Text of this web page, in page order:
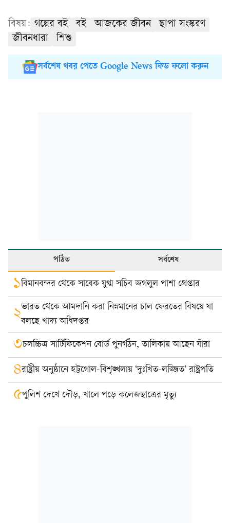
বিষয়: গল্পের বই বই আজকের জীবন
ছাপা সংস্করণ
জীবনধারা
শিশু
সর্বশেষ খবর পেতে Google News ফিড ফলো করুন
পঠিত সর্বশেষ
১বিমানবন্দর থেকে সাবেক যুগ্ম সচিব জগলুল পাশা গ্রেপ্তার
২ভারত থেকে আমদানি করা নিম্নমানের চাল ফেরতের বিষয়ে যা
বলছে খাদ্য অধিদপ্তর
৩চলচ্চিত্র সার্টিফিকেশন বোর্ড পুনর্গঠন, তালিকায় আছেন যাঁরা
৪রাষ্ট্রীয় অনুষ্ঠানে হট্টগোল-বিশৃঙ্খলায় ‘দুঃখিত-লজ্জিত’ রাষ্ট্রপতি
৫পুলিশ দেখে দৌড়, খালে পড়ে কলেজছাত্রের মৃত্যু